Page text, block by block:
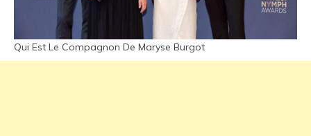
Qui Est Le Compagnon De Maryse Burgot